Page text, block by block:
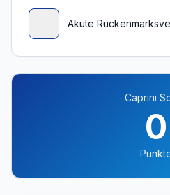
Akute
Caprini
0